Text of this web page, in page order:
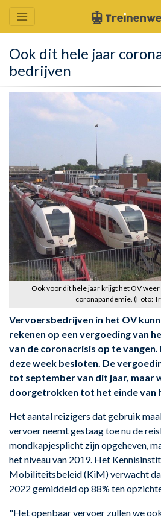
Ook dit hele jaar
bedrijven
Ook voor dit hele jaar krijgt het OV
coronapandemie. (Foto:
Vervoersbedrijven in het OV
rekenen op een vergoeding van
van de coronacrisis op te
deze week besloten. De
tot september van dit jaar, maar
doorgetrokken tot het einde van
Het aantal reizigers dat gebruik
vervoer neemt gestaag toe nu de
mondkapjesplicht zijn opgeheven,
het niveau van 2019. Het
Mobiliteitsbeleid (KiM) verwacht
2022 gemiddeld op 88% ten
"Het openbaar vervoer zullen we